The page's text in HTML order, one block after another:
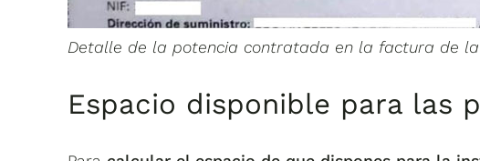
Detalle de la potencia contratada en la factura de
Espacio disponible para las